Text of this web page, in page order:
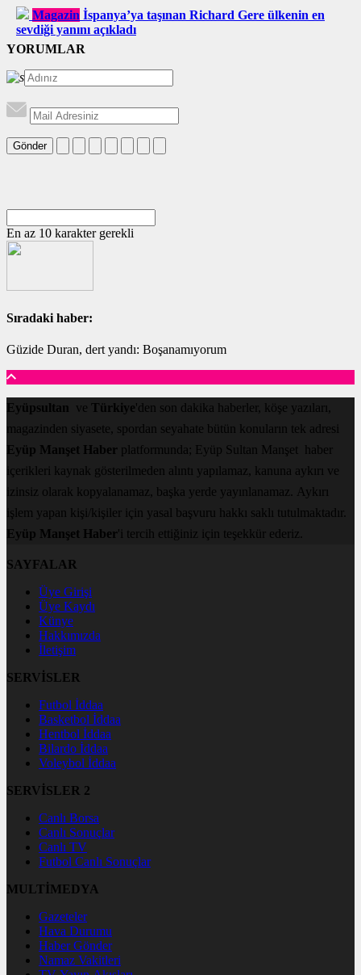
Magazin İspanya’ya taşınan Richard Gere ülkenin en
sevdiği yanını açıkladı
YORUMLAR
Gönder
En az 10 karakter gerekli
Sıradaki haber:
Güzide Duran, dert yandı: Boşanamıyorum
Eyüpsultan ve Türkiye'den son dakika haberler, köşe yazıları,
magazinden siyasete, spordan seyahate bütün konuların tek adresi
Eyüp Manşet Haber platformunda; Eyüp Sultan Manşet haber
içerikleri kaynak gösterilmeden alıntı yapılamaz, kanuna aykırı ve
izinsiz olarak kopyalanamaz, başka yerde yayınlanamaz. Aykırı
işlem yapan kişi/kişiler için yasal başvuru hakkı saklı tutulmaktadır.
Eyüp Manşet Haber'i tercih ettiğiniz için teşekkür ederiz.
SAYFALAR
Üye Girişi
Üye Kaydı
Künye
Hakkımızda
İletişim
SERVİSLER
Futbol İddaa
Basketbol İddaa
Hentbol İddaa
Bilardo İddaa
Voleybol İddaa
SERVİSLER 2
Canlı Borsa
Canlı Sonuçlar
Canlı TV
Futbol Canlı Sonuçlar
MULTİMEDYA
Gazeteler
Hava Durumu
Haber Gönder
Namaz Vakitleri